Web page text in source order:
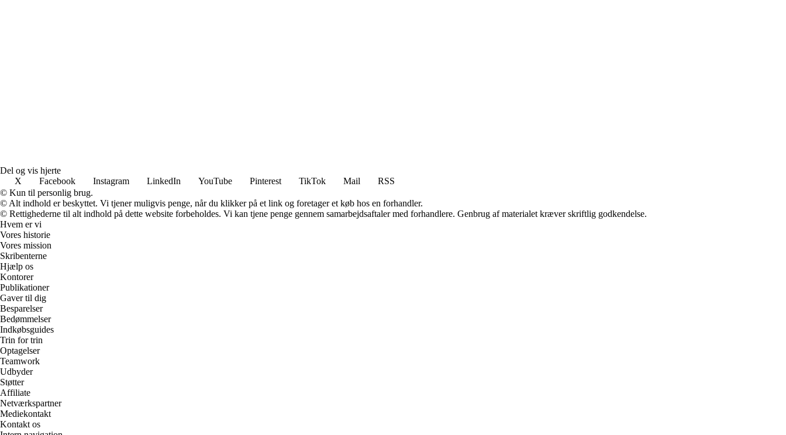
Del og vis hjerte
X
Facebook Instagram LinkedIn YouTube Pinterest TikTok Mail
RSS
© Kun til personlig brug.
© Alt indhold er beskyttet. Vi tjener muligvis penge, når du klikker på et link og foretager et køb hos en forhandler.
© Rettighederne til alt indhold på dette website forbeholdes. Vi kan tjene penge gennem samarbejdsaftaler med forhandlere. Genbrug af materialet kræver skriftlig godkendelse.
Hvem er vi
Vores historie
Vores mission
Skribenterne
Hjælp os
Kontorer
Publikationer
Gaver til dig
Besparelser
Bedømmelser
Indkøbsguides
Trin for trin
Optagelser
Teamwork
Udbyder
Støtter
Affiliate
Netværkspartner
Mediekontakt
Kontakt os